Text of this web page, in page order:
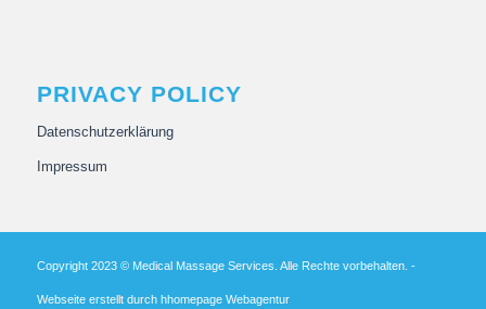
PRIVACY POLICY
Datenschutzerklärung
Impressum
Copyright 2023 © Medical Massage Services. Alle Rechte vorbehalten. -
Webseite erstellt durch hhomepage Webagentur